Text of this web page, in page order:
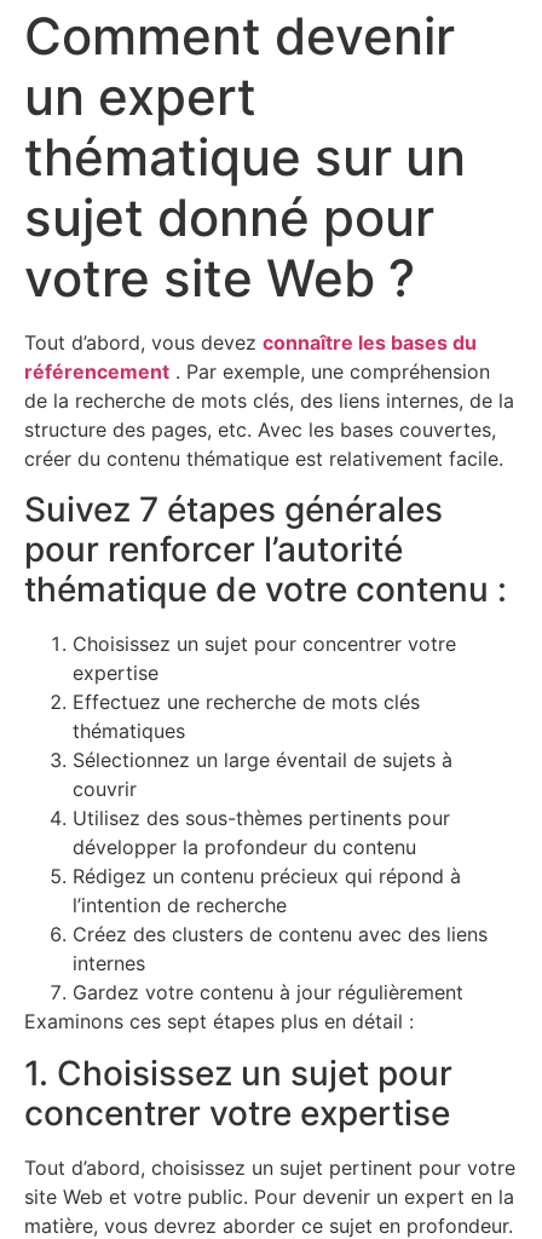
Comment devenir
un expert
thématique sur un
sujet donné pour
votre site Web ?
Tout d’abord, vous devez connaître les bases du
référencement . Par exemple, une compréhension
de la recherche de mots clés, des liens internes, de la
structure des pages, etc. Avec les bases couvertes,
créer du contenu thématique est relativement facile.
Suivez 7 étapes générales
pour renforcer l’autorité
thématique de votre contenu :
Choisissez un sujet pour concentrer votre
expertise
Effectuez une recherche de mots clés
thématiques
Sélectionnez un large éventail de sujets à
couvrir
Utilisez des sous-thèmes pertinents pour
développer la profondeur du contenu
Rédigez un contenu précieux qui répond à
l’intention de recherche
Créez des clusters de contenu avec des liens
internes
Gardez votre contenu à jour régulièrement
Examinons ces sept étapes plus en détail :
1. Choisissez un sujet pour
concentrer votre expertise
Tout d’abord, choisissez un sujet pertinent pour votre
site Web et votre public. Pour devenir un expert en la
matière, vous devrez aborder ce sujet en profondeur.